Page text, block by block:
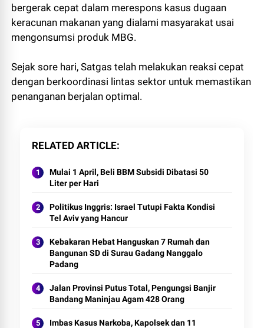
bergerak cepat dalam merespons kasus dugaan
keracunan makanan yang dialami masyarakat usai
mengonsumsi produk MBG.
Sejak sore hari, Satgas telah melakukan reaksi cepat
dengan berkoordinasi lintas sektor untuk memastikan
penanganan berjalan optimal.
RELATED ARTICLE
Mulai 1 April, Beli BBM Subsidi Dibatasi 50
Liter per Hari
Politikus Inggris: Israel Tutupi Fakta Kondisi
Tel Aviv yang Hancur
Kebakaran Hebat Hanguskan 7 Rumah dan
Bangunan SD di Surau Gadang Nanggalo
Padang
Jalan Provinsi Putus Total, Pengungsi Banjir
Bandang Maninjau Agam 428 Orang
Imbas Kasus Narkoba, Kapolsek dan 11